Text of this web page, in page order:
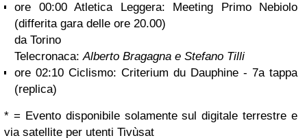
ore 00:00 Atletica Leggera: Meeting Primo Nebiolo
(differita gara delle ore 20.00)
da Torino
Telecronaca:Alberto Bragagna e Stefano Tilli
ore 02:10 Ciclismo: Criterium du Dauphine - 7a tappa
(replica)
* = Evento disponibile solamente sul digitale terrestre e
via satellite per utenti Tivùsat